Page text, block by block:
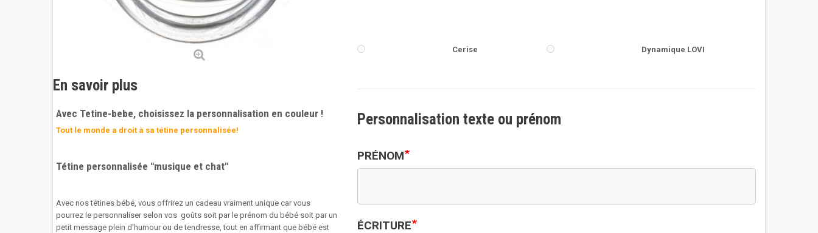
En savoir plus
Avec Tetine-bebe, choisissez la personnalisation en couleur !
Tout le monde a droit à sa tétine personnalisée!
Tétine personnalisée "musique et chat"
Avec nos tétines bébé, vous offrirez un cadeau vraiment unique car vous
pourrez le personnaliser selon vos goûts soit par le prénom du bébé soit par un
petit message plein d'humour ou de tendresse, tout en affirmant que bébé est
Cerise Dynamique LOVI
Personnalisation texte ou prénom
PRÉNOM*
ÉCRITURE*